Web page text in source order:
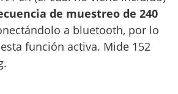
de muestreo de 240
a bluetooth, por lo
función activa. Mide 152